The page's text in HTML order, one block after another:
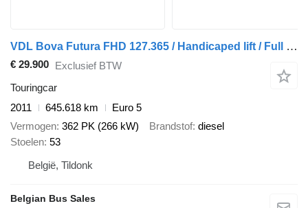
VDL Bova Futura FHD 127.365 / Handicaped lift / Full options
€ 29.900 Exclusief BTW
Touringcar
2011
645.618 km
Euro 5
Vermogen 362 PK (266 kW) Brandstof diesel
Stoelen 53
België, Tildonk
Belgian Bus Sales